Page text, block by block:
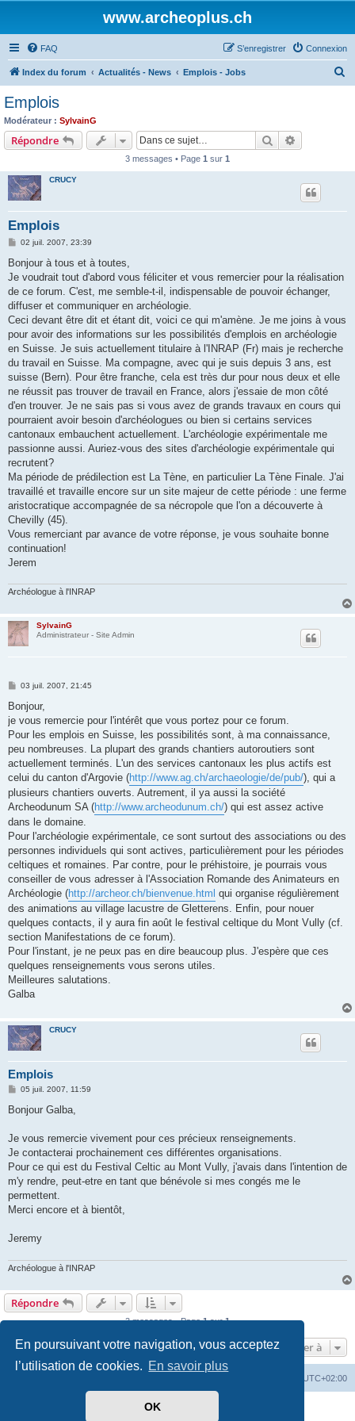
En poursuivant votre navigation, vous acceptez
l’utilisation de cookies. En savoir plus
OK
www.archeoplus.ch
FAQ Connexion
S’enregistrer
Index du forum Actualités - News Emplois - Jobs
Emplois
Modérateur : SylvainG
Répondre Rechercher
3 messages • Page 1 sur 1
CRUCY
Emplois
M
s
a
g
02 juil. 2007, 23:39
Bonjour à tous et à toutes,
Je voudrait tout d'abord vous féliciter et vous remercier pour la réalisation
de ce forum. C'est, me semble-t-il, indispensable de pouvoir échanger,
diffuser et communiquer en archéologie.
Ceci devant être dit et étant dit, voici ce qui m'amène. Je me joins à vous
pour avoir des informations sur les possibilités d'emplois en archéologie
en Suisse. Je suis actuellement titulaire à l'INRAP (Fr) mais je recherche
du travail en Suisse. Ma compagne, avec qui je suis depuis 3 ans, est
suisse (Bern). Pour être franche, cela est très dur pour nous deux et elle
ne réussit pas trouver de travail en France, alors j'essaie de mon côté
d'en trouver. Je ne sais pas si vous avez de grands travaux en cours qui
pourraient avoir besoin d'archéologues ou bien si certains services
cantonaux embauchent actuellement. L'archéologie expérimentale me
passionne aussi. Auriez-vous des sites d'archéologie expérimentale qui
recrutent?
Ma période de prédilection est La Tène, en particulier La Tène Finale. J'ai
travaillé et travaille encore sur un site majeur de cette période : une ferme
aristocratique accompagnée de sa nécropole que l'on a découverte à
Chevilly (45).
Vous remerciant par avance de votre réponse, je vous souhaite bonne
continuation!
Jerem
Archéologue à l'INRAP
SylvainG
Administrateur - Site Admin
M
s
a
g
03 juil. 2007, 21:45
Bonjour,
je vous remercie pour l'intérêt que vous portez pour ce forum.
Pour les emplois en Suisse, les possibilités sont, à ma connaissance,
peu nombreuses. La plupart des grands chantiers autoroutiers sont
actuellement terminés. L'un des services cantonaux les plus actifs est
celui du canton d'Argovie (http://www.ag.ch/archaeologie/de/pub/), qui a
plusieurs chantiers ouverts. Autrement, il ya aussi la société
Archeodunum SA (http://www.archeodunum.ch/) qui est assez active
dans le domaine.
Pour l'archéologie expérimentale, ce sont surtout des associations ou des
personnes individuels qui sont actives, particulièrement pour les périodes
celtiques et romaines. Par contre, pour le préhistoire, je pourrais vous
conseiller de vous adresser à l'Association Romande des Animateurs en
Archéologie (http://archeor.ch/bienvenue.html qui organise régulièrement
des animations au village lacustre de Gletterens. Enfin, pour nouer
quelques contacts, il y aura fin août le festival celtique du Mont Vully (cf.
section Manifestations de ce forum).
Pour l'instant, je ne peux pas en dire beaucoup plus. J'espère que ces
quelques renseignements vous serons utiles.
Meilleures salutations.
Galba
CRUCY
Emplois
M
s
g
05 juil. 2007, 11:59
Bonjour Galba,
Je vous remercie vivement pour ces précieux renseignements.
Je contacterai prochainement ces différentes organisations.
Pour ce qui est du Festival Celtic au Mont Vully, j'avais dans l'intention de
m'y rendre, peut-etre en tant que bénévole si mes congés me le
permettent.
Merci encore et à bientôt,
Jeremy
Archéologue à l'INRAP
Répondre
3 messages • Page1sur1
Aller à
UTC+02:00
phpBB ® Forum Software © phpBB Limited